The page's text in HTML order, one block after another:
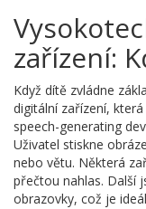
zařízení:
Když dítě zvládne
digitální zařízení,
speech-generating
Uživatel stiskne
nebo větu. Některá
přečtou nahlas. Další
obrazovky, což je